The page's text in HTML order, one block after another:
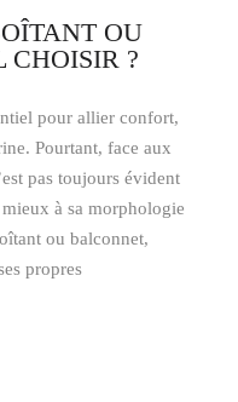
OU
CHOISIR ?
pour allier confort,
Pourtant, face aux
pas toujours évident
à sa morphologie
ou balconnet,
propres